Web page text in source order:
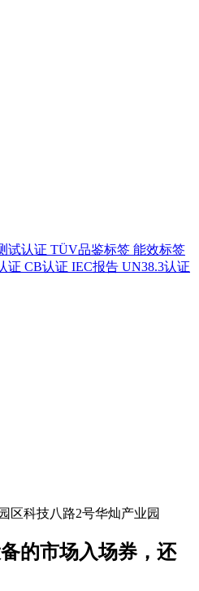
试认证 TÜV品鉴标签 能效标签
证 CB认证 IEC报告 UN38.3认证
区科技八路2号华灿产业园
的市场入场券，还